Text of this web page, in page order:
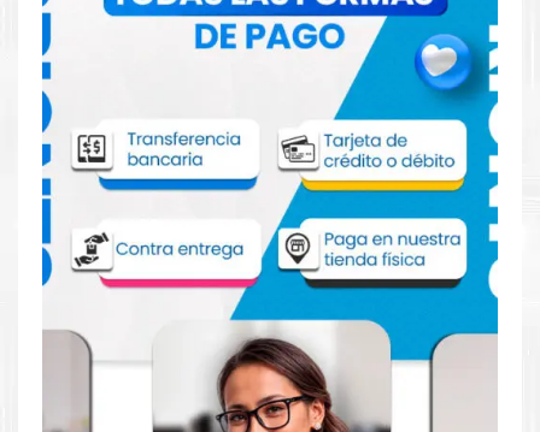
Comprar Tinta Canon CLI-171C XL Cian
para impresora Pixma MG5710 MG6810
MG7710 MG7714 TS5010 TS6010 TS8010
TS9010
Aprovecha nuestra experiencia y atención para adquirir tus
productos. Tenemos promociones todos los dias. Escríbenos o
visítanos hoy para encontrar la solución perfecta para tu